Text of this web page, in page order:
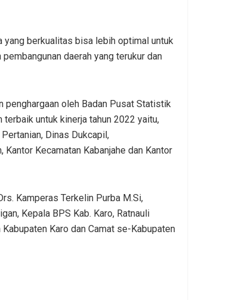
yang berkualitas bisa lebih optimal untuk
daerah yang terukur dan
penghargaan oleh Badan Pusat Statistik
terbaik untuk kinerja tahun 2022 yaitu,
Dinas Dukcapil,
Kantor Kecamatan Kabanjahe dan Kantor
Kamperas Terkelin Purba M.Si,
Kepala BPS Kab. Karo, Ratnauli
Karo dan Camat se-Kabupaten